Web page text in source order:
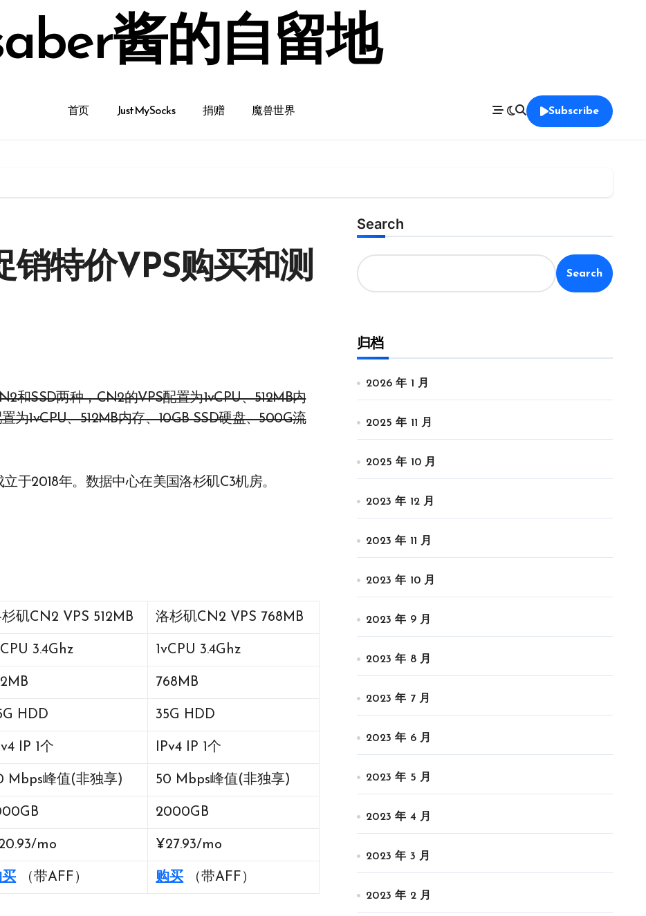
酱的自留地
首页 JustMySocks 捐赠 魔兽世界 Subscribe
销特价VPS购买和测
为1vCPU、512MB内存、10GB SSD硬盘、500G流
于2018年。数据中心在美国洛杉矶C3机房。
矶CN2 VPS 512MB 洛杉矶CN2 VPS 768MB
3.4Ghz 1vCPU 3.4Ghz
768MB
HDD 35G HDD
IP 1个 IPv4 IP 1个
Mbps峰值(非独享) 50 Mbps峰值(非独享)
2000GB
mo ¥27.93/mo
（带AFF） 购买 （带AFF）
Search
Search
归档
2026 年 1 月
2025 年 11 月
2025 年 10 月
2023 年 12 月
2023 年 11 月
2023 年 10 月
2023 年 9 月
2023 年 8 月
2023 年 7 月
2023 年 6 月
2023 年 5 月
2023 年 4 月
2023 年 3 月
2023 年 2 月